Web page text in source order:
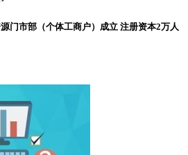
门市部（个体工商户）成立 注册资本2万人